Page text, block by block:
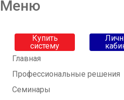
Меню
Купить
систему
Главная
Профессиональные решения
Семинары